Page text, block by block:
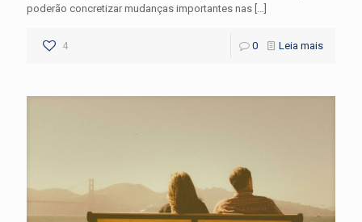
poderão concretizar mudanças importantes nas […]
4 0 Leia mais